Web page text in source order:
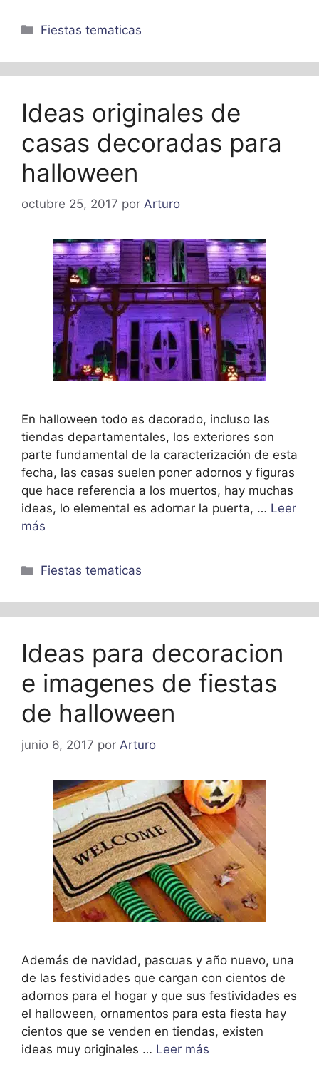
Categorías
Fiestas tematicas
Ideas originales de
casas decoradas para
halloween
octubre 25, 2017 por Arturo
En halloween todo es decorado, incluso las
tiendas departamentales, los exteriores son
parte fundamental de la caracterización de esta
fecha, las casas suelen poner adornos y figuras
que hace referencia a los muertos, hay muchas
ideas, lo elemental es adornar la puerta, … Leer
más
Categorías
Fiestas tematicas
Ideas para decoracion
e imagenes de fiestas
de halloween
junio 6, 2017 por Arturo
Además de navidad, pascuas y año nuevo, una
de las festividades que cargan con cientos de
adornos para el hogar y que sus festividades es
el halloween, ornamentos para esta fiesta hay
cientos que se venden en tiendas, existen
ideas muy originales … Leer más